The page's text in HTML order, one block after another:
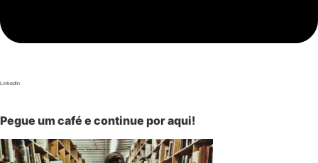
LinkedIn
Pegue um café e continue por aqui!